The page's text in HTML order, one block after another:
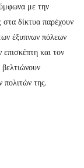
με την
στα δίκτυα παρέχουν
έξυπνων πόλεων
και τον
πολιτών της.